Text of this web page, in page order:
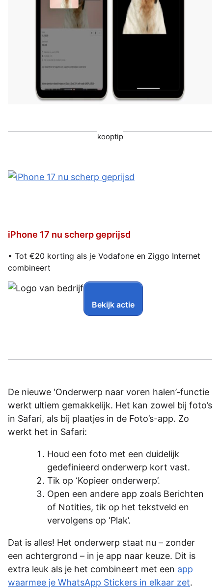
kooptip
iPhone 17 nu scherp geprijsd
• Tot €20 korting als je Vodafone en Ziggo Internet
combineert
Bekijk actie
De nieuwe ‘Onderwerp naar voren halen’-functie
werkt ultiem gemakkelijk. Het kan zowel bij foto’s
in Safari, als bij plaatjes in de Foto’s-app. Zo
werkt het in Safari:
Houd een foto met een duidelijk
gedefinieerd onderwerp kort vast.
Tik op ‘Kopieer onderwerp’.
Open een andere app zoals Berichten
of Notities, tik op het tekstveld en
vervolgens op ‘Plak’.
Dat is alles! Het onderwerp staat nu – zonder
een achtergrond – in je app naar keuze. Dit is
extra leuk als je het combineert met een app
waarmee je WhatsApp Stickers in elkaar zet.